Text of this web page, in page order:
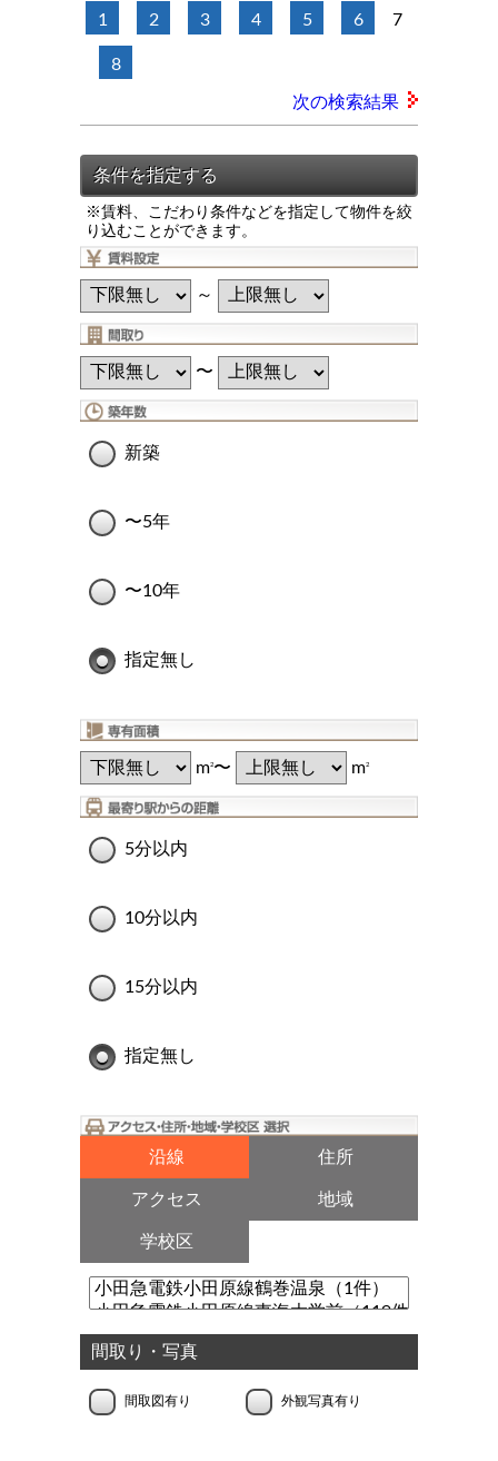
1 2 3 4 5 6 7
8
次の検索結果
※賃料、こだわり条件などを指定して物件を絞
り込むことができます。
～
〜
新築
〜5年
〜10年
指定無し
m2〜 m2
5分以内
10分以内
15分以内
指定無し
沿線 住所
アクセス 地域
学校区
間取り・写真
間取図有り 外観写真有り